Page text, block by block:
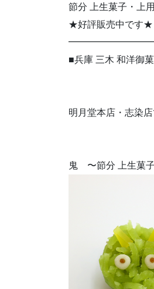
節分 上生菓子・上
★好評販売中です★
■兵庫 三木 和洋御菓
明月堂本店・志染
鬼 〜節分 上生菓